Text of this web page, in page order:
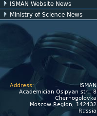
ISMAN Website News
Ministry of Science News
Address:
ISMAN
Academician Osipyan str., 8
Chernogolovka
Moscow Region, 142432
Russia